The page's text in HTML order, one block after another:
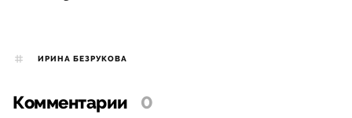
ИРИНА БЕЗРУКОВА
Комментарии 0